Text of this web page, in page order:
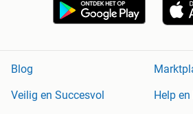
Blog
Veilig en Succesvol
Help